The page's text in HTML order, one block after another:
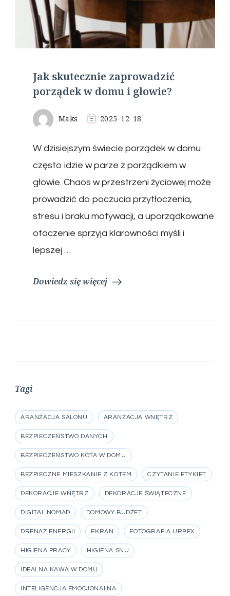
Jak skutecznie zaprowadzić
porządek w domu i głowie?
Maks 2025-12-18
W dzisiejszym świecie porządek w domu
często idzie w parze z porządkiem w
głowie. Chaos w przestrzeni życiowej może
prowadzić do poczucia przytłoczenia,
stresu i braku motywacji, a uporządkowane
otoczenie sprzyja klarowności myśli i
lepszej …
Dowiedz się więcej
Tagi
ARANŻACJA SALONU ARANŻACJA WNĘTRZ
BEZPIECZEŃSTWO DANYCH
BEZPIECZEŃSTWO KOTA W DOMU
BEZPIECZNE MIESZKANIE Z KOTEM CZYTANIE ETYKIET
DEKORACJE WNĘTRZ DEKORACJE ŚWIĄTECZNE
DIGITAL NOMAD DOMOWY BUDŻET
DRENAŻ ENERGII EKRAN FOTOGRAFIA URBEX
HIGIENA PRACY HIGIENA SNU
IDEALNA KAWA W DOMU
INTELIGENCJA EMOCJONALNA